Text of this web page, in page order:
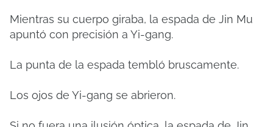
Mientras su cuerpo giraba, la espada de Jin Mu
apuntó con precisión a Yi-gang.
La punta de la espada tembló bruscamente.
Los ojos de Yi-gang se abrieron.